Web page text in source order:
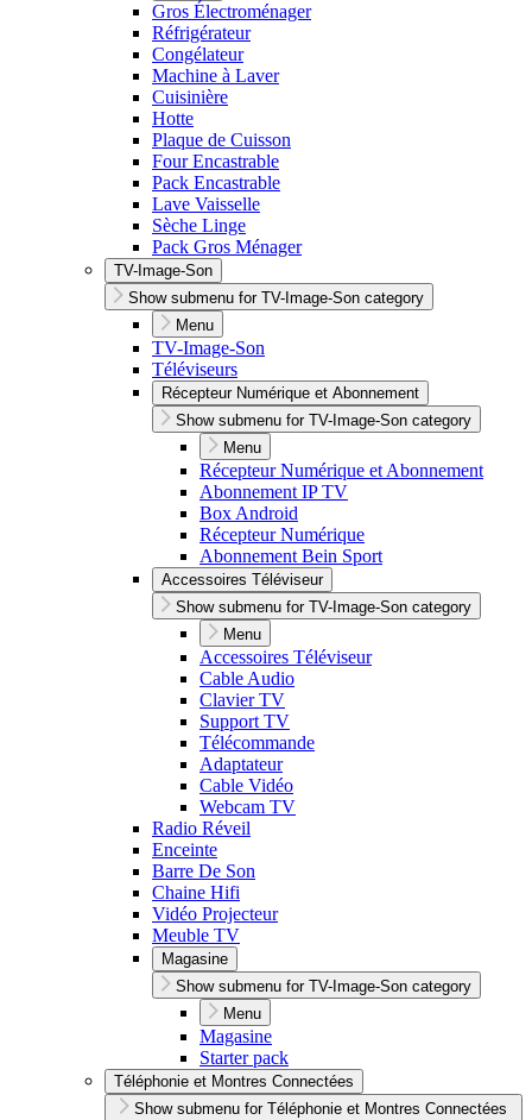
Gros Électroménager
Réfrigérateur
Congélateur
Machine à Laver
Cuisinière
Hotte
Plaque de Cuisson
Four Encastrable
Pack Encastrable
Lave Vaisselle
Sèche Linge
Pack Gros Ménager
TV-Image-Son
Show submenu for TV-Image-Son category
Menu
TV-Image-Son
Téléviseurs
Récepteur Numérique et Abonnement
Show submenu for TV-Image-Son category
Menu
Récepteur Numérique et Abonnement
Abonnement IP TV
Box Android
Récepteur Numérique
Abonnement Bein Sport
Accessoires Téléviseur
Show submenu for TV-Image-Son category
Menu
Accessoires Téléviseur
Cable Audio
Clavier TV
Support TV
Télécommande
Adaptateur
Cable Vidéo
Webcam TV
Radio Réveil
Enceinte
Barre De Son
Chaine Hifi
Vidéo Projecteur
Meuble TV
Magasine
Show submenu for TV-Image-Son category
Menu
Magasine
Starter pack
Téléphonie et Montres Connectées
Show submenu for Téléphonie et Montres Connectées